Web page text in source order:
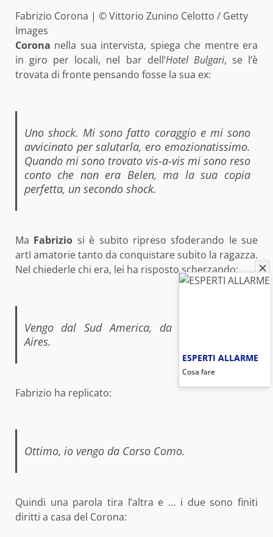
Fabrizio Corona | © Vittorio Zunino Celotto / Getty
Images
Corona nella sua intervista, spiega che mentre era
in giro per locali, nel bar dell’Hotel Bulgari, se l’è
trovata di fronte pensando fosse la sua ex:
Uno shock. Mi sono fatto coraggio e mi sono
avvicinato per salutarla, ero emozionatissimo.
Quando mi sono trovato vis-a-vis mi sono reso
conto che non era Belen, ma la sua copia
perfetta, un secondo shock.
Ma Fabrizio si è subito ripreso sfoderando le sue
artI amatorie tanto da conquistare subito la ragazza.
Nel chiederle chi era, lei ha risposto scherzando:
Vengo dal Sud America, da Corso Buenos
Aires.
Fabrizio ha replicato:
Ottimo, io vengo da Corso Como.
Quindi una parola tira l’altra e … i due sono finiti
diritti a casa del Corona:
ESPERTI ALLARME
Cosa fare